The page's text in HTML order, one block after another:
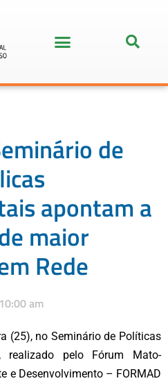
de
apontam a
maior
Rede
10:00 am
(25), no Seminário de Políticas
realizado pelo Fórum Mato-
e Desenvolvimento – FORMAD